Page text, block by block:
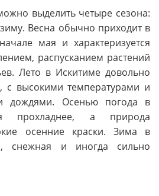
выделить четыре сезона:
Весна обычно приходит в
мая и характеризуется
распусканием растений
Лето в Искитиме довольно
с высокими температурами и
дождями. Осенью погода в
прохладнее, а природа
осенние краски. Зима в
снежная и иногда сильно